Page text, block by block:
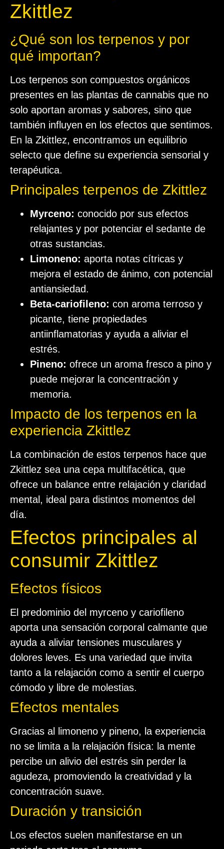
Zkittlez
¿Qué son los terpenos y por
qué importan?
Los terpenos son compuestos orgánicos
presentes en las plantas de cannabis que no
solo aportan aromas y sabores, sino que
también influyen en los efectos que sentimos.
En la Zkittlez, encontramos un equilibrio
selecto que define su experiencia sensorial y
terapéutica.
Principales terpenos de Zkittlez
Myrceno: conocido por sus efectos
relajantes y por potenciar el sedante de
otras sustancias.
Limoneno: aporta notas cítricas y
mejora el estado de ánimo, con potencial
antiansiedad.
Beta-cariofileno: con aroma terroso y
picante, tiene propiedades
antiinflamatorias y ayuda a aliviar el
estrés.
Pineno: ofrece un aroma fresco a pino y
puede mejorar la concentración y
memoria.
Impacto de los terpenos en la
experiencia Zkittlez
La combinación de estos terpenos hace que
Zkittlez sea una cepa multifacética, que
ofrece un balance entre relajación y claridad
mental, ideal para distintos momentos del
día.
Efectos principales al
consumir Zkittlez
Efectos físicos
El predominio del myrceno y cariofileno
aporta una sensación corporal calmante que
ayuda a aliviar tensiones musculares y
dolores leves. Es una variedad que invita
tanto a la relajación como a sentir el cuerpo
cómodo y libre de molestias.
Efectos mentales
Gracias al limoneno y pineno, la experiencia
no se limita a la relajación física: la mente
percibe un alivio del estrés sin perder la
agudeza, promoviendo la creatividad y la
concentración suave.
Duración y transición
Los efectos suelen manifestarse en un